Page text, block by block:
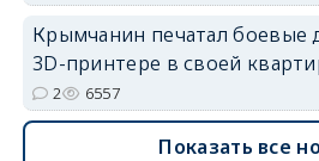
Крымчанин печатал боевые
3D-принтере в своей
2 6557
Показать все